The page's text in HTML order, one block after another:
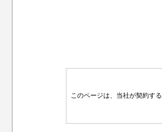
このページは、当社が契約する